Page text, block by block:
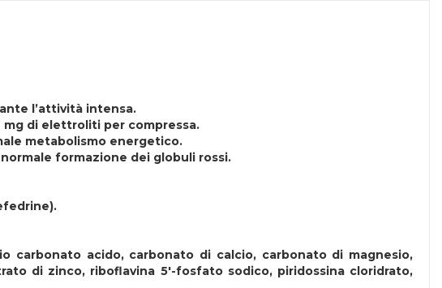
l’attività intensa.
mg di elettroliti per compressa.
metabolismo energetico.
formazione dei globuli rossi.
acido, carbonato di calcio, carbonato di magnesio,
di zinco, riboflavina 5'-fosfato sodico, piridossina cloridrato,